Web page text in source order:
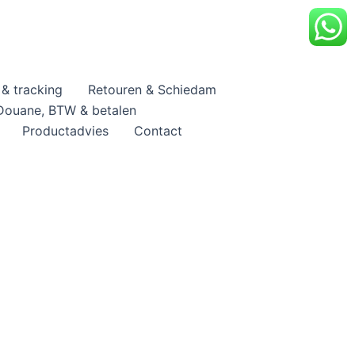
tracking
Retouren & Schiedam
BTW & betalen
Productadvies
Contact